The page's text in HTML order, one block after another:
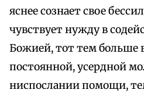
яснее сознает свое
чувствует нужду в
Божией, тот тем больше
постоянной, усердной
ниспослании помощи,